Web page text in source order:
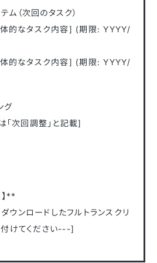
ム（次回のタスク）
なタスク内容] (期限: YYYY/
なタスク内容] (期限: YYYY/
グ
次回調整」と記載]
**
ンロードしたフルトランスクリ
付けてください---]